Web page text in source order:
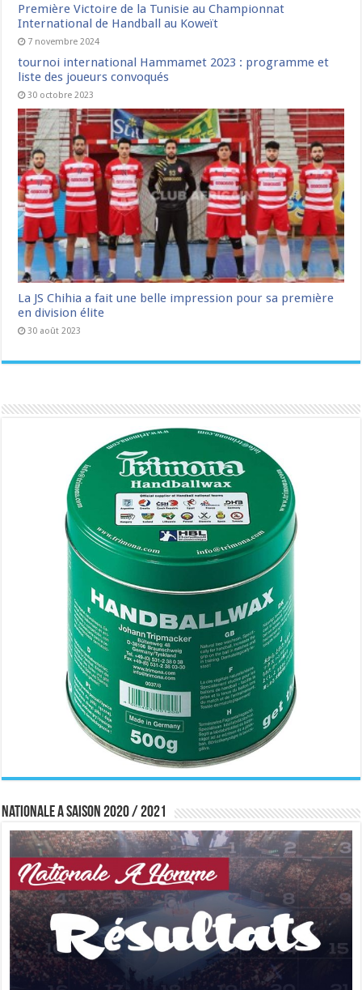
Première Victoire de la Tunisie au Championnat
International de Handball au Koweït
7 novembre 2024
tournoi international Hammamet 2023 : programme et
liste des joueurs convoqués
30 octobre 2023
La JS Chihia a fait une belle impression pour sa première
en division élite
30 août 2023
Nationale A saison 2020 / 2021